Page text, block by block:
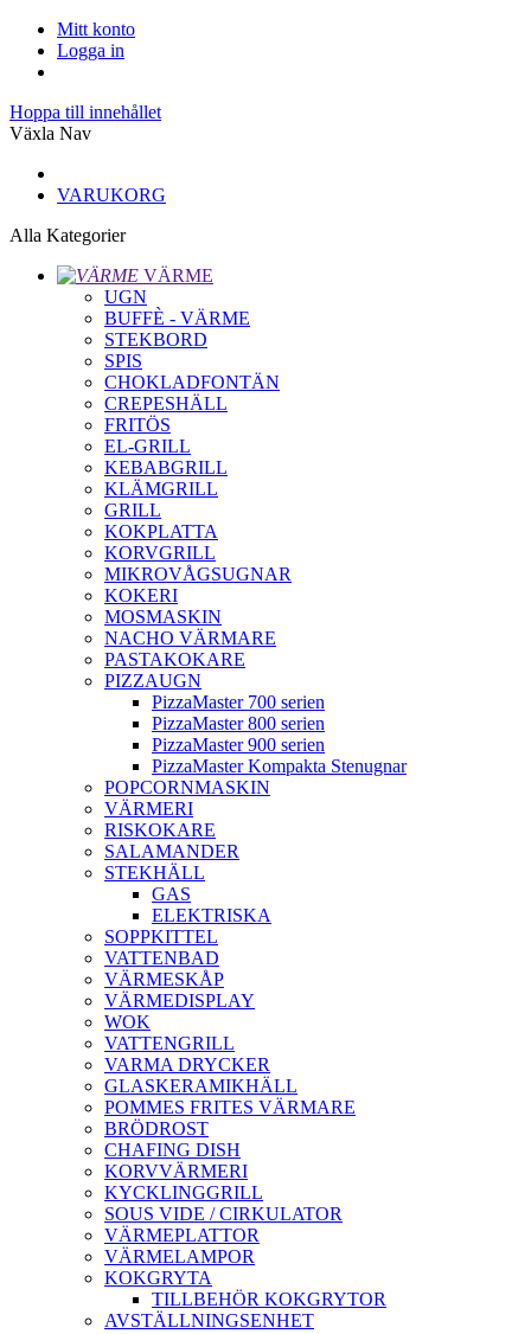
Mitt konto
Logga in
Hoppa till innehållet
Växla Nav
VARUKORG
Alla Kategorier
VÄRME
UGN
BUFFÈ - VÄRME
STEKBORD
SPIS
CHOKLADFONTÄN
CREPESHÄLL
FRITÖS
EL-GRILL
KEBABGRILL
KLÄMGRILL
GRILL
KOKPLATTA
KORVGRILL
MIKROVÅGSUGNAR
KOKERI
MOSMASKIN
NACHO VÄRMARE
PASTAKOKARE
PIZZAUGN
PizzaMaster 700 serien
PizzaMaster 800 serien
PizzaMaster 900 serien
PizzaMaster Kompakta Stenugnar
POPCORNMASKIN
VÄRMERI
RISKOKARE
SALAMANDER
STEKHÄLL
GAS
ELEKTRISKA
SOPPKITTEL
VATTENBAD
VÄRMESKÅP
VÄRMEDISPLAY
WOK
VATTENGRILL
VARMA DRYCKER
GLASKERAMIKHÄLL
POMMES FRITES VÄRMARE
BRÖDROST
CHAFING DISH
KORVVÄRMERI
KYCKLINGGRILL
SOUS VIDE / CIRKULATOR
VÄRMEPLATTOR
VÄRMELAMPOR
KOKGRYTA
TILLBEHÖR KOKGRYTOR
AVSTÄLLNINGSENHET